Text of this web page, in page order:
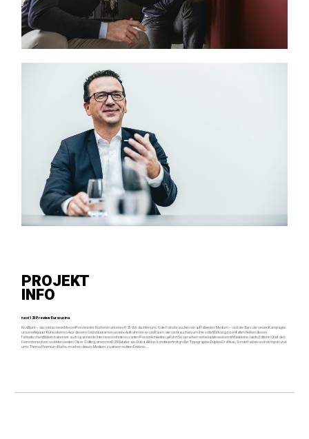
PROJEKT
INFO
next125 Preview Eurocucina
Knallbunt – das ist das neue Messe-Preview der Küchenmarke next125. Wir dachten uns: Gute Fotos brauchen ein auffallendes Medium – und die Stars der neuen Kampagne,
unsere Allgäuer Kühe, ebenso. Aus diesem Grund bekamen unsere Aufnahmen so viel Raum, wie sie brauchen, um ihre volle Wirkung zu entfalten. Neben diesen
fantastischen Bildern haben wir auch spannende Interviews mit interessanten Persönlichkeiten geführt. So sprachen wir beispielsweise mit Madeleine Jakits, Editor in Chief des
Feinschmeckers und interviewten Oliver Göttling, einen next125 Retailer aus Dubai. All das kombiniert mit großer Typographie, Duplex-Grafiken, Sonderfarben und viel Input rund
ums Thema Premium-Küche, machen dieses Medium zu einem echten Erlebnis …